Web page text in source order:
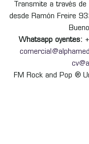
Transmite a través
desde Ramón Freire
Whatsapp oyentes:
FM Rock and Pop ®